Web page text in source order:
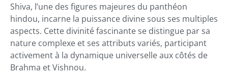
Shiva, l’une des figures majeures du panthéon
hindou, incarne la puissance divine sous ses multiples
aspects. Cette divinité fascinante se distingue par sa
nature complexe et ses attributs variés, participant
activement à la dynamique universelle aux côtés de
Brahma et Vishnou.